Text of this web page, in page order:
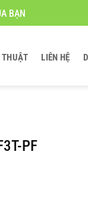
BẠN
THUẬT LIÊN HỆ
PF